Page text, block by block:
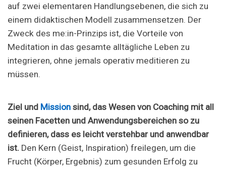
auf zwei elementaren Handlungsebenen, die sich zu
einem didaktischen Modell zusammensetzen. Der
Zweck des me:in-Prinzips ist, die Vorteile von
Meditation in das gesamte alltägliche Leben zu
integrieren, ohne jemals operativ meditieren zu
müssen.
Ziel und Mission sind, das Wesen von Coaching mit all
seinen Facetten und Anwendungsbereichen so zu
definieren, dass es leicht verstehbar und anwendbar
ist. Den Kern (Geist, Inspiration) freilegen, um die
Frucht (Körper, Ergebnis) zum gesunden Erfolg zu